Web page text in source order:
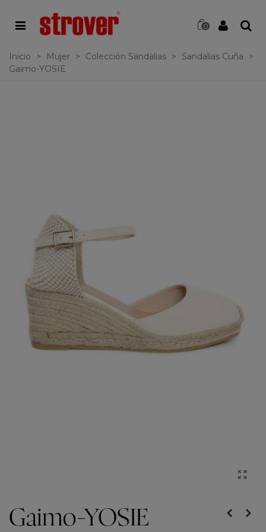
0
Inicio > Mujer > Colección Sandalias > Sandalias Cuña
>
Gaimo-YOSIE
Gaimo-YOSIE